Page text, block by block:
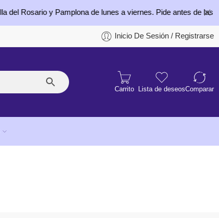
y Pamplona de lunes a viernes. Pide antes de las 4:00 p.m.
Inicio De Sesión / Registrarse
Carrito Lista de deseosComparar